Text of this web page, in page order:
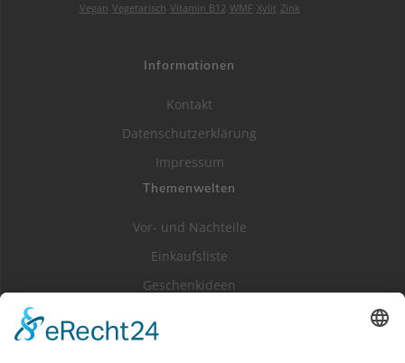
Vegan Vegetarisch Vitamin B12 WMF Xylit Zink
Informationen
Kontakt
Datenschutzerklärung
Impressum
Themenwelten
Vor- und Nachteile
Einkaufsliste
Geschenkideen